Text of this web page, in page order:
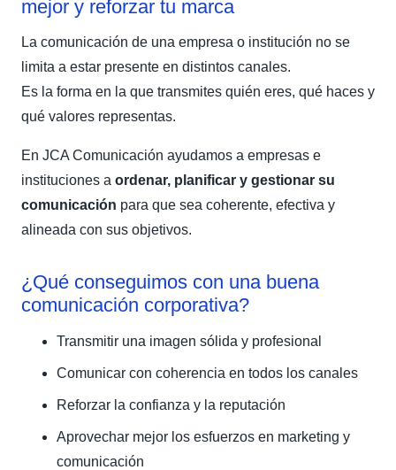
mejor y reforzar tu marca
La comunicación de una empresa o institución no se
limita a estar presente en distintos canales.
Es la forma en la que transmites quién eres, qué haces y
qué valores representas.
En JCA Comunicación ayudamos a empresas e
instituciones a ordenar, planificar y gestionar su
comunicación para que sea coherente, efectiva y
alineada con sus objetivos.
¿Qué conseguimos con una buena
comunicación corporativa?
Transmitir una imagen sólida y profesional
Comunicar con coherencia en todos los canales
Reforzar la confianza y la reputación
Aprovechar mejor los esfuerzos en marketing y
comunicación